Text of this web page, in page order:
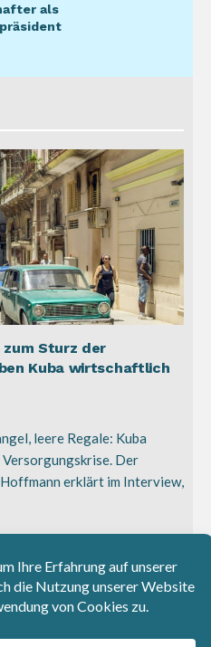
als
zum Sturz der
Kuba wirtschaftlich
leere Regale: Kuba
Der
erklärt im Interview,